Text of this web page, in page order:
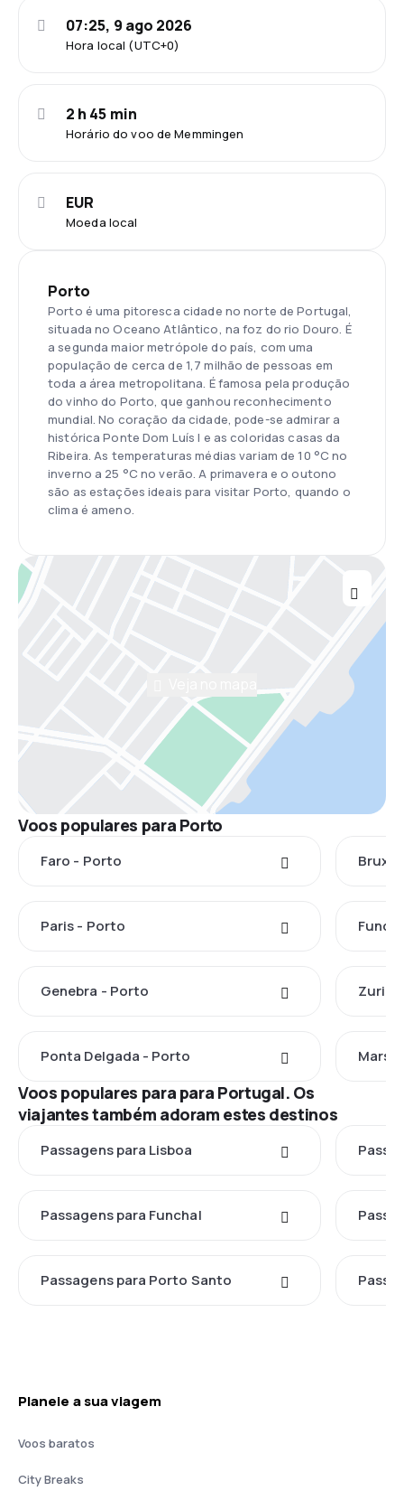
Hora local (UTC+0)
07:25, 9 ago 2026
Horário do voo de Memmingen
2 h 45 min
Moeda local
EUR
Porto
Porto é uma pitoresca cidade no norte de Portugal,
situada no Oceano Atlântico, na foz do rio Douro. É
a segunda maior metrópole do país, com uma
população de cerca de 1,7 milhão de pessoas em
toda a área metropolitana. É famosa pela produção
do vinho do Porto, que ganhou reconhecimento
mundial. No coração da cidade, pode-se admirar a
histórica Ponte Dom Luís I e as coloridas casas da
Ribeira. As temperaturas médias variam de 10 °C no
inverno a 25 °C no verão. A primavera e o outono
são as estações ideais para visitar Porto, quando o
clima é ameno.
Voos populares para Porto
Faro - Porto
Paris - Porto
Genebra - Porto
Ponta Delgada - Porto
Voos populares para para Portugal. Os
viajantes também adoram estes destinos
Passagens para Lisboa
Passagens para Funchal
Passagens para Porto Santo
Planeie a sua viagem
Voos baratos
City Breaks